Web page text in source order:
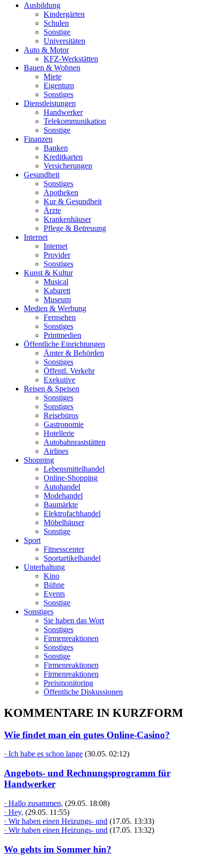
Ausbildung
Kindergärten
Schulen
Sonstige
Universitäten
Auto & Motor
KFZ-Werkstätten
Bauen & Wohnen
Miete
Eigentum
Sonstiges
Dienstleistungen
Handwerker
Telekommunikation
Sonstige
Finanzen
Banken
Kreditkarten
Versicherungen
Gesundheit
Sonstiges
Apotheken
Kur & Gesundheit
Ärzte
Krankenhäuser
Pflege & Betreuung
Internet
Internet
Provider
Sonstiges
Kunst & Kultur
Musical
Kabarett
Museum
Medien & Werbung
Fernsehen
Sonstiges
Printmedien
Öffentliche Einrichtungen
Ämter & Behörden
Sonstiges
Öffentl. Verkehr
Exekutive
Reisen & Speisen
Sonstiges
Sonstiges
Reisebüros
Gastronomie
Hotellerie
Autobahnraststätten
Airlines
Shopping
Lebensmittelhandel
Online-Shopping
Autohandel
Modehandel
Baumärkte
Elektrofachhandel
Möbelhäuser
Sonstige
Sport
Fitnesscenter
Sportartikelhandel
Unterhaltung
Kino
Bühne
Events
Sonstige
Sonstiges
Sie haben das Wort
Sonstiges
Firmenreaktionen
Sonstiges
Sonstige
Firmenreaktionen
Firmenreaktionen
Preismonitoring
Öffentliche Diskussionen
KOMMENTARE IN KURZFORM
Wie findet man ein gutes Online-Casino?
· Ich habe es schon lange (30.05. 02:12)
Angebots- und Rechnungsprogramm für
Handwerker
· Hallo zusammen, (29.05. 18:08)
· Hey, (29.05. 11:55)
· Wir haben einen Heizungs- und (17.05. 13:33)
· Wir haben einen Heizungs- und (17.05. 13:32)
Wo gehts im Sommer hin?